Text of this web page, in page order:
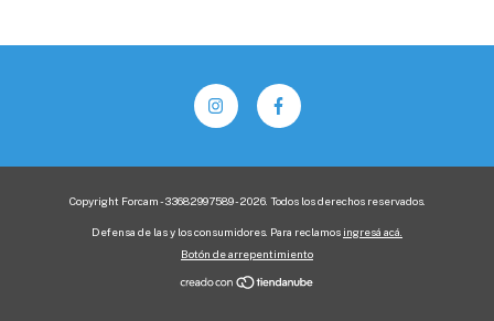
Copyright Forcam - 33682997589 - 2026. Todos los derechos reservados.
Defensa de las y los consumidores. Para reclamos ingresá acá.
Botón de arrepentimiento